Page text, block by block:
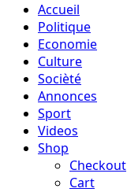
Accueil
Politique
Economie
Culture
Socièté
Annonces
Sport
Videos
Shop
Checkout
Cart